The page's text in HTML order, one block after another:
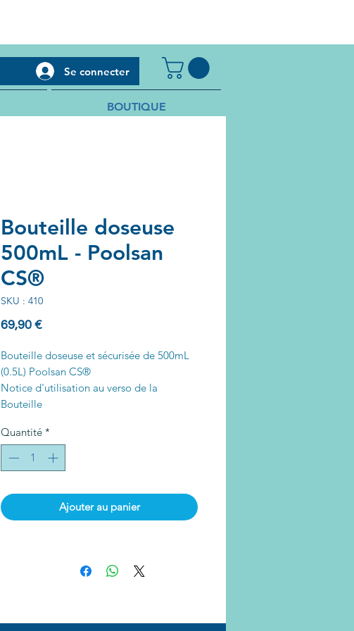
Se connecter
BOUTIQUE
Bouteille doseuse
500mL - Poolsan
CS®
SKU : 410
69,90 €Prix
Bouteille doseuse et sécurisée de 500mL
(0.5L) Poolsan CS®
Notice d'utilisation au verso de la
Bouteille
Dimensions : Longueur : 11cm / Largeur :
5.5cm / Hauteur : 21cm
Poids : 650G
Quantité *
Ajouter au panier